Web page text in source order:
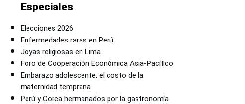
Especiales
Elecciones 2026
Enfermedades raras en Perú
Joyas religiosas en Lima
Foro de Cooperación Económica Asia-Pacífico
Embarazo adolescente: el costo de la
maternidad temprana
Perú y Corea hermanados por la gastronomía